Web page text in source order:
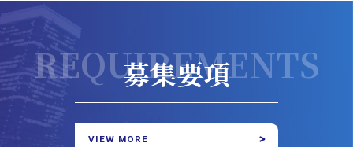
募集要項
REQUIREMENTS
VIEW MORE